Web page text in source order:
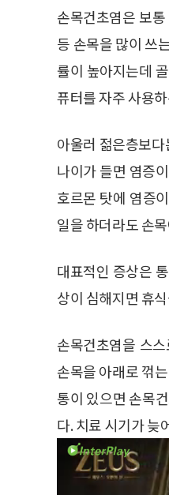
손목건초염은 보
등 손목을 많이 쓰
률이 높아지는데
퓨터를 자주 사용
아울러 젊은층보
나이가 들면 염증
호르몬 탓에 염증
일을 하더라도 손
대표적인 증상은
상이 심해지면 휴
손목건초염을 스
손목을 아래로 꺾
통이 있으면 손목
다. 치료 시기가 늦